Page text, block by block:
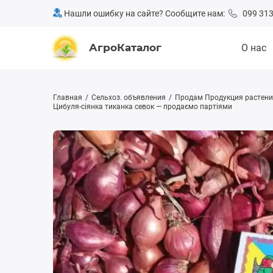
Нашли ошибку на сайте? Сообщите нам: 099
АгроКаталог О нас
Главная Сельхоз. объявления
Продам Продукция
Цибуля-сіянка тиканка севок — продаємо партіями